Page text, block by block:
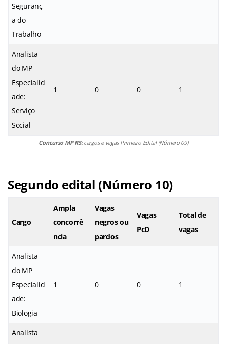
Seguranç
a do
Trabalho
Analista
do MP
Especialid
ade:
Serviço
Social
1 0 0 1
Concurso MP RS:cargos e vagas Primeiro Edital (Número 09)
Segundo edital (Número 10)
Cargo
Ampla
concorrê
ncia
Vagas
negros ou
pardos
Vagas
PcD
Total de
vagas
Analista
do MP
Especialid
ade:
Biologia
1 0 0 1
Analista